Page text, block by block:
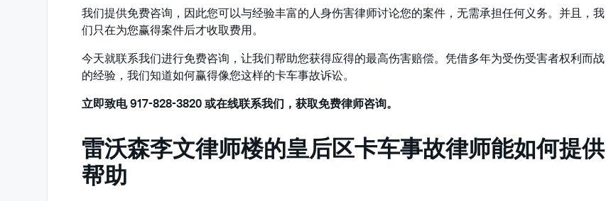
我们提供免费咨询，因此您可以与经验丰富的人身伤害律师讨论您的案件，无需承担任何义务。并且，我
们只在为您赢得案件后才收取费用。
今天就联系我们进行免费咨询，让我们帮助您获得应得的最高伤害赔偿。凭借多年为受伤受害者权利而战
的经验，我们知道如何赢得像您这样的卡车事故诉讼。
立即致电 917-828-3820 或在线联系我们，获取免费律师咨询。
雷沃森李文律师楼的皇后区卡车事故律师能如何提供
帮助